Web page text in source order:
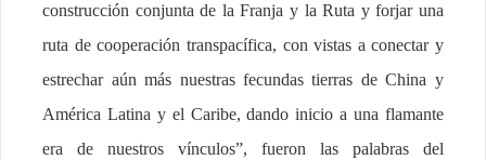
construcción conjunta de la Franja y la Ruta y forjar una
ruta de cooperación transpacífica, con vistas a conectar y
estrechar aún más nuestras fecundas tierras de China y
América Latina y el Caribe, dando inicio a una flamante
era de nuestros vínculos”, fueron las palabras del